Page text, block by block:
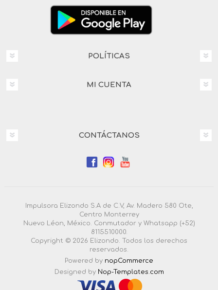
POLÍTICAS
MI CUENTA
CONTÁCTANOS
Impulsora Elizondo S.A de C.V, Av. Madero 580 Ote,
Centro Monterrey
Nuevo Léon, México. Conmutador y Whatsapp (+52)
8115510000.
Copyright © 2026 Elizondo. Todos los derechos
reservados.
Powered by nopCommerce
Designed by Nop-Templates.com